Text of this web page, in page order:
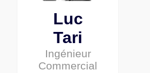
Luc
Tari
Ingénieur
Commercial